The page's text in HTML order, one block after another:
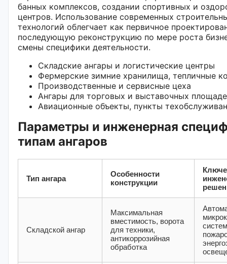
банных комплексов, создании спортивных и
центров. Использование современных
технологий облегчает как первичное
последующую реконструкцию по мере роста
смены специфики деятельности.
Складские ангары и логистические центры
Фермерские зимние хранилища, тепличные
Производственные и сервисные цеха
Ангары для торговых и выставочных
Авиационные объекты, пункты
Параметры и инженерная
типам ангаров
Тип ангара
Особенности
конструкции
Складской ангар
Максимальная
вместимость, ворота
для техники,
антикоррозийная
обработка